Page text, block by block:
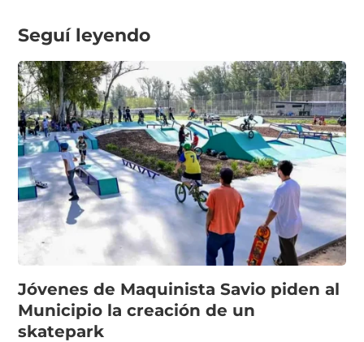
Seguí leyendo
Jóvenes de Maquinista Savio piden al
Municipio la creación de un
skatepark